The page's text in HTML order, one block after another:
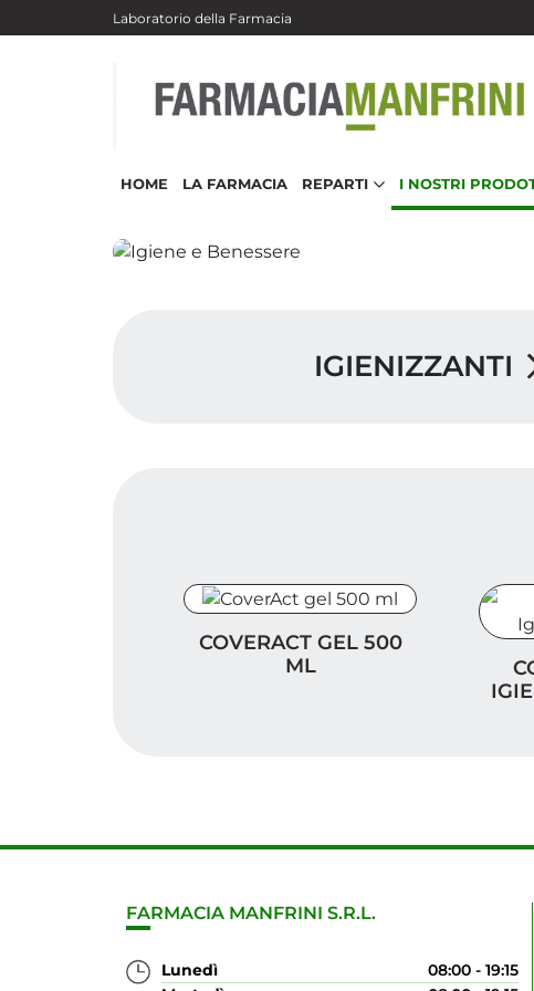
Salta al contenuto principale
Laboratorio della Farmacia
HOME LA FARMACIA REPARTI I NOSTRI
IGIENIZZANTI
COVERACT GEL 500
ML
FARMACIA MANFRINI S.R.L.
Lunedì
08:00 - 19:15